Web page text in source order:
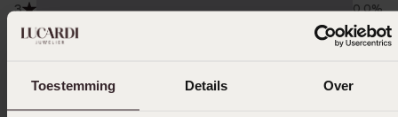
Toestemming Details Over
3 0.0%
2 0.0%
Verzameld onder de